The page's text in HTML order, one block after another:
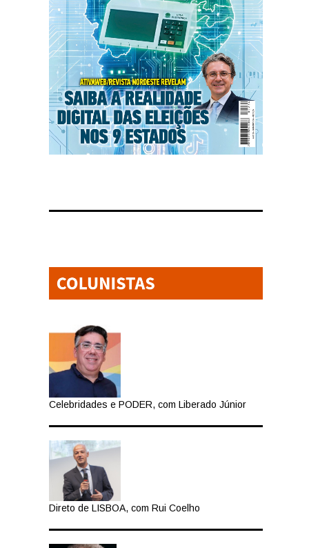
Celebridades e PODER, com Liberado Júnior
Direto de LISBOA, com Rui Coelho